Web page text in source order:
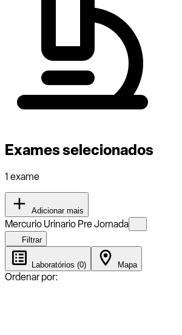
Exames selecionados
1 exame
Adicionar mais
Mercurio Urinario Pre Jornada
Filtrar
Laboratórios (0) Mapa
Ordenar por: